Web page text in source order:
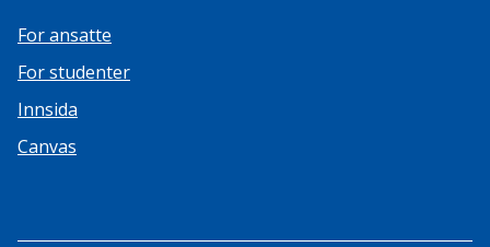
For ansatte
For studenter
Innsida
Canvas